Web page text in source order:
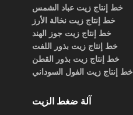
خط إنتاج زيت عباد الشمس
خط إنتاج زيت نخالة الأرز
خط إنتاج زيت جوز الهند
خط إنتاج زيت بذور اللفت
خط إنتاج زيت بذور القطن
خط إنتاج زيت الفول السوداني
آلة ضغط الزيت